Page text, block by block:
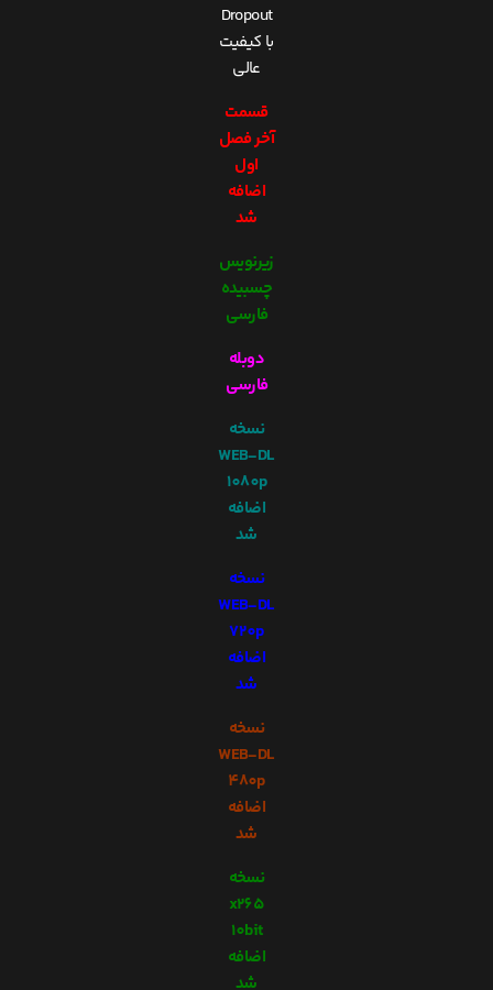
Dropout
با کیفیت
عالی
قسمت
آخر فصل
اول
اضافه
شد
زیرنویس
چسبیده
فارسی
دوبله
فارسی
نسخه
WEB-DL
1080p
اضافه
شد
نسخه
WEB-DL
720p
اضافه
شد
نسخه
WEB-DL
480p
اضافه
شد
نسخه
x265
10bit
اضافه
شد